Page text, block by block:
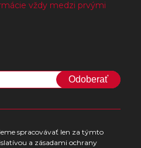
vždy medzi prvými
Odoberať
spracovávať len za týmto
a zásadami ochrany